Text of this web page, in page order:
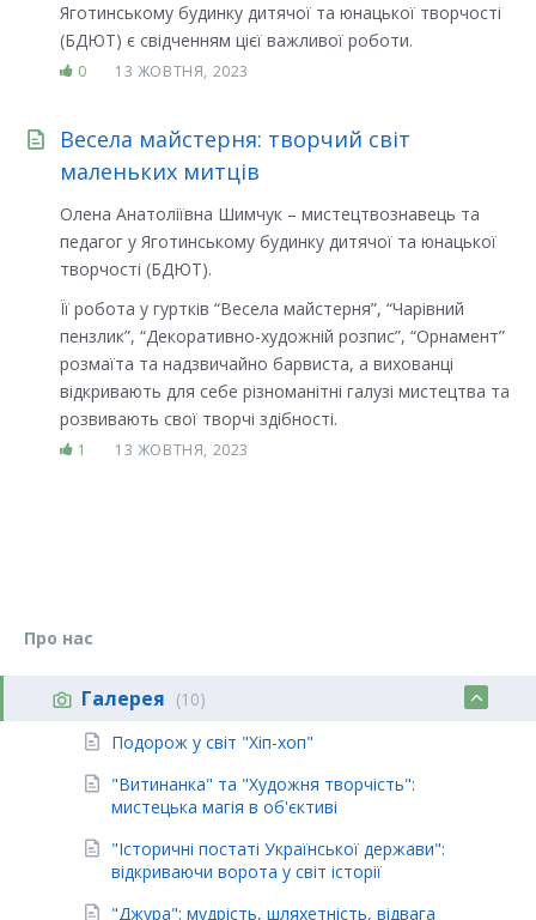
Яготинському будинку дитячої та юнацької творчості
(БДЮТ) є свідченням цієї важливої роботи.
0 13 ЖОВТНЯ, 2023
Весела майстерня: творчий світ
маленьких митців
Олена Анатоліївна Шимчук – мистецтвознавець та
педагог у Яготинському будинку дитячої та юнацької
творчості (БДЮТ).
Її робота у гуртків “Весела майстерня”, “Чарівний
пензлик”, “Декоративно-художній розпис”, “Орнамент”
розмаїта та надзвичайно барвиста, а вихованці
відкривають для себе різноманітні галузі мистецтва та
розвивають свої творчі здібності.
1 13 ЖОВТНЯ, 2023
Про нас
Галерея (10)
Подорож у світ "Хіп-хоп"
"Витинанка" та "Художня творчість":
мистецька магія в об'єктиві
"Історичні постаті Української держави":
відкриваючи ворота у світ історії
"Джура": мудрість, шляхетність, відвага